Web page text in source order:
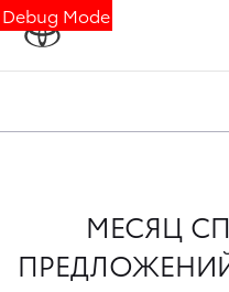
Debug Mode
МЕСЯЦ
ПРЕДЛОЖЕНИЙ